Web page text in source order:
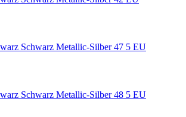
Schwarz Metallic-Silber 47 5 EU
Schwarz Metallic-Silber 48 5 EU